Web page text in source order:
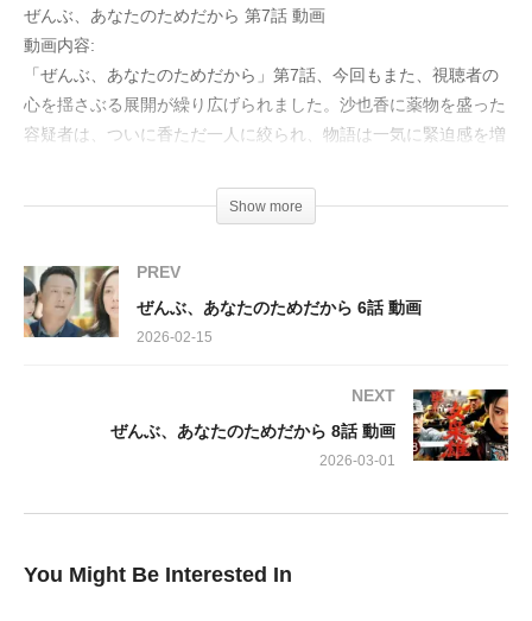
ぜんぶ、あなたのためだから 第7話 動画
動画内容:
「ぜんぶ、あなたのためだから」第7話、今回もまた、視聴者の
心を揺さぶる展開が繰り広げられました。沙也香に薬物を盛った
容疑者は、ついに香ただ一人に絞られ、物語は一気に緊迫感を増
和臣は、延期された披露宴について香とランチを共にしますが、
す。彼女の平静な表情の裏に、一体何が隠されているのか、和臣
の、そして私たちの胸にも不穏な予感が広がります。
としない態度から。彼女が隠し続ける「何か」への疑問は膨らむ
ばかりです。真相を探るため、和臣は桜庭に香の行動を追跡する
よう指示。この大胆な一手で、物語は新たな局面へと突入しま
のか。目が離せない「ぜんぶ、あなたのためだから」第7話、ぜ
Show more
PREV
ぜんぶ、あなたのためだから 6話 動画
2026-02-15
NEXT
ぜんぶ、あなたのためだから 8話 動画
2026-03-01
You Might Be Interested In